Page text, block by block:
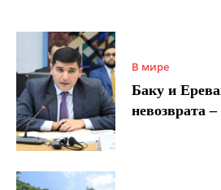
В мире
Баку и
невозврата